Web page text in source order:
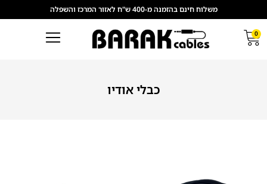
משלוח חינם בהזמנה מ-400 ש"ח לאזור המרכז והשפלה
0
כבלי אודיו